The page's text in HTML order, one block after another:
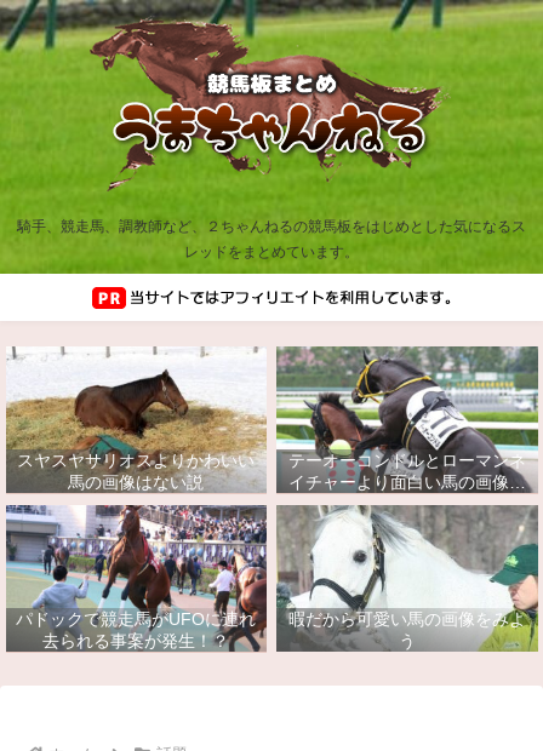
騎手、競走馬、調教師など、２ちゃんねるの競馬板をはじめとした気になるス
レッドをまとめています。
スヤスヤサリオスよりかわいい
馬の画像はない説
テーオーコンドルとローマンネ
イチャーより面白い馬の画像っ
てあるの？
パドックで競走馬がUFOに連れ
去られる事案が発生！？
暇だから可愛い馬の画像をみよ
う